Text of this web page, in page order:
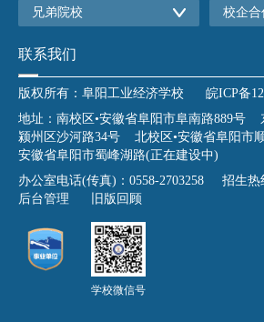
兄弟院校 校企合
联系我们
版权所有：阜阳工业经济学校 皖ICP备
地址：南校区•安徽省阜阳市阜南路889号
颍州区沙河路34号 北校区•安徽省阜阳市
安徽省阜阳市蜀峰湖路(正在建设中)
办公室电话(传真)：0558-2703258 招生
后台管理
旧版回顾
学校微信号